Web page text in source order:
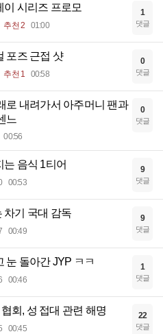
이 시리즈 프로모
추천 2 01:00
1
댓글
포즈 근접 샷
추천 1 00:58
0
댓글
로 내려가서 아주머니 팬과
느
00:56
0
댓글
는 음식 1티어
00:53
9
댓글
차기 국대 감독
00:49
9
댓글
눈 돌아간 JYP ㅋㅋ
00:46
1
댓글
회, 성 접대 관련 해명
00:45
22
댓글